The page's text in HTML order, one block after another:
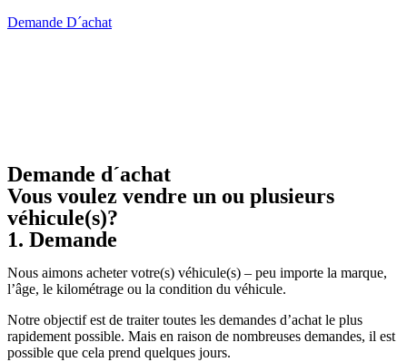
Demande D´achat
Demande d´achat
Vous voulez vendre un ou plusieurs
véhicule(s)?
1. Demande
Nous aimons acheter votre(s) véhicule(s) – peu importe la marque,
l’âge, le kilométrage ou la condition du véhicule.
Notre objectif est de traiter toutes les demandes d’achat le plus
rapidement possible. Mais en raison de nombreuses demandes, il est
possible que cela prend quelques jours.